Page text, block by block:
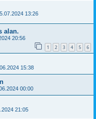
13:26
alan.
20:56
1 2 3 4 5 6
15:38
00:00
21:05